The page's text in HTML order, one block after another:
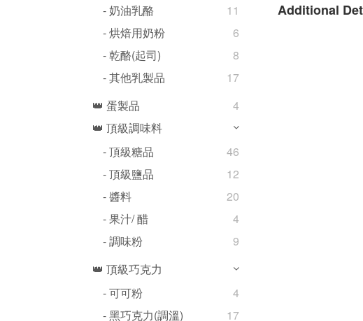
- 奶油乳酪
11
- 烘焙用奶粉
6
- 乾酪(起司)
8
- 其他乳製品
17
👑 蛋製品
4
👑 頂級調味料
- 頂級糖品
46
- 頂級鹽品
12
- 醬料
20
- 果汁/ 醋
4
- 調味粉
9
👑 頂級巧克力
- 可可粉
4
- 黑巧克力(調溫)
17
Additional